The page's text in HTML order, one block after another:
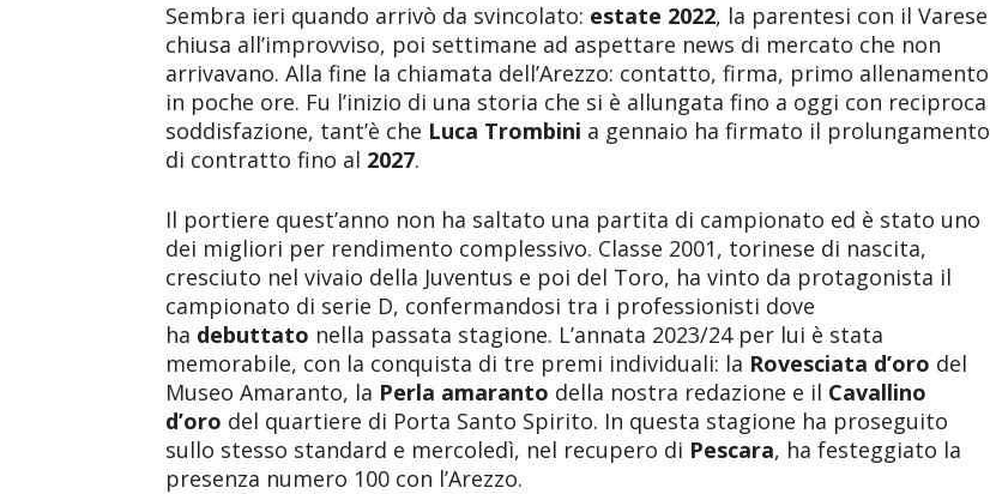
Sembra ieri quando arrivò da svincolato: estate 2022, la parentesi con il Varese
chiusa all’improvviso, poi settimane ad aspettare news di mercato che non
arrivavano. Alla fine la chiamata dell’Arezzo: contatto, firma, primo allenamento
in poche ore. Fu l’inizio di una storia che si è allungata fino a oggi con reciproca
soddisfazione, tant’è che Luca Trombini a gennaio ha firmato il prolungamento
di contratto fino al 2027.
Il portiere quest’anno non ha saltato una partita di campionato ed è stato uno
dei migliori per rendimento complessivo. Classe 2001, torinese di nascita,
cresciuto nel vivaio della Juventus e poi del Toro, ha vinto da protagonista il
campionato di serie D, confermandosi tra i professionisti dove
ha debuttato nella passata stagione. L’annata 2023/24 per lui è stata
memorabile, con la conquista di tre premi individuali: la Rovesciata d’oro del
Museo Amaranto, la Perla amaranto della nostra redazione e il Cavallino
d’oro del quartiere di Porta Santo Spirito. In questa stagione ha proseguito
sullo stesso standard e mercoledì, nel recupero di Pescara, ha festeggiato la
presenza numero 100 con l’Arezzo.